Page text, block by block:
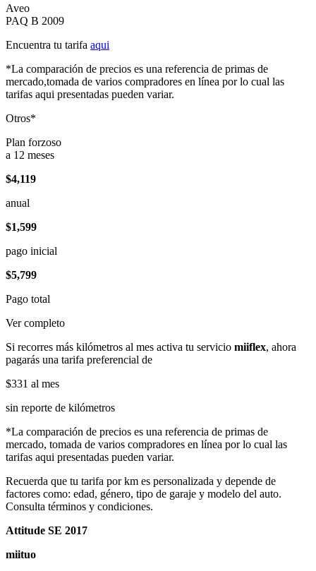
Aveo
PAQ B 2009
Encuentra tu tarifa aqui
*La comparación de precios es una referencia de primas de
mercado,tomada de varios compradores en línea por lo cual las
tarifas aqui presentadas pueden variar.
Otros*
Plan forzoso
a 12 meses
$4,119
anual
$1,599
pago inicial
$5,799
Pago total
Ver completo
Si recorres más kilómetros al mes activa tu servicio miiflex, ahora
pagarás una tarifa preferencial de
$331 al mes
sin reporte de kilómetros
*La comparación de precios es una referencia de primas de
mercado, tomada de varios compradores en línea por lo cual las
tarifas aqui presentadas pueden variar.
Recuerda que tu tarifa por km es personalizada y depende de
factores como: edad, género, tipo de garaje y modelo del auto.
Consulta términos y condiciones.
Attitude SE 2017
miituo